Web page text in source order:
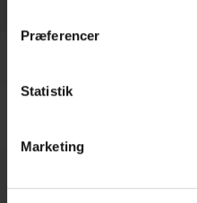
Indsamle præcise
dens unikke
Præferencer
Statistik
Marketing